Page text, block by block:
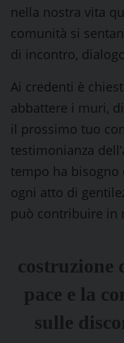
nella nostra vita
comunità si
di incontro,
Ai credenti è
abbattere i muri,
il prossimo tuo
testimonianza
tempo ha
ogni atto di
può contribuire in
costruzione
pace e la
sulle